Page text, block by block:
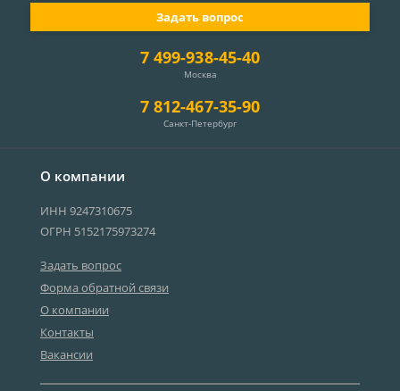
О компании
ИНН 9247310675
ОГРН 5152175973274
Задать вопрос
Форма обратной связи
О компании
Контакты
Вакансии
7 499-938-45-40
Москва
7 812-467-35-90
Санкт-Петербург
Задать вопрос